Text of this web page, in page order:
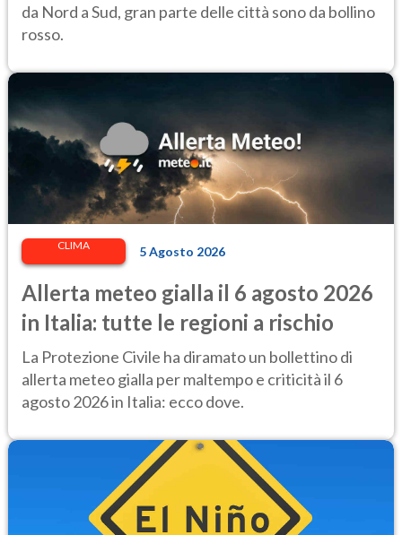
da Nord a Sud, gran parte delle città sono da bollino
rosso.
CLIMA 5 Agosto 2026
Allerta meteo gialla il 6 agosto 2026
in Italia: tutte le regioni a rischio
La Protezione Civile ha diramato un bollettino di
allerta meteo gialla per maltempo e criticità il 6
agosto 2026 in Italia: ecco dove.